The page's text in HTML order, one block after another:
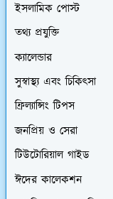
ইসলামিক পোস্ট
তথ্য প্রযুক্তি
ক্যালেন্ডার
সুস্বাস্থ্য এবং চিকিৎসা
ফ্রিল্যান্সিং টিপস
জনপ্রিয় ও সেরা
টিউটোরিয়াল গাইড
ঈদের কালেকশন